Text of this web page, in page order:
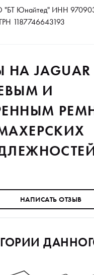
Юнайтед" ИНН
1187746643193
НА
И
НАПИСАТЬ ОТЗЫВ